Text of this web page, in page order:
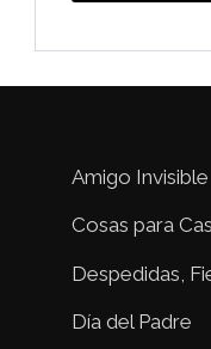
Amigo Invisible
Cosas para
Despedidas,
Día del Padre